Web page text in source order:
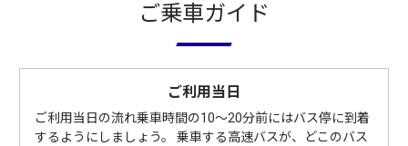
ご乗車ガイド
ご利用当日
ご利用当日の流れ乗車時間の10〜20分前にはバス停に到着
するようにしましょう。 乗車する高速バスが、どこのバス